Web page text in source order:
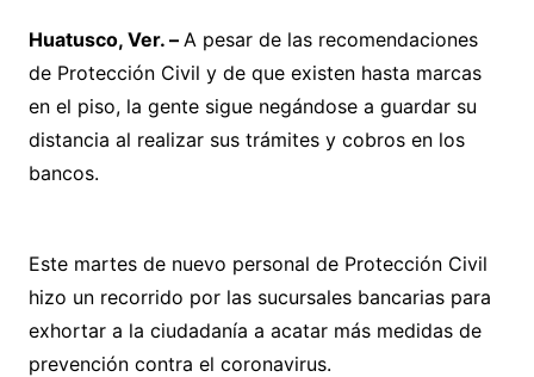
Huatusco, Ver. – A pesar de las recomendaciones
de Protección Civil y de que existen hasta marcas
en el piso, la gente sigue negándose a guardar su
distancia al realizar sus trámites y cobros en los
bancos.
Este martes de nuevo personal de Protección Civil
hizo un recorrido por las sucursales bancarias para
exhortar a la ciudadanía a acatar más medidas de
prevención contra el coronavirus.